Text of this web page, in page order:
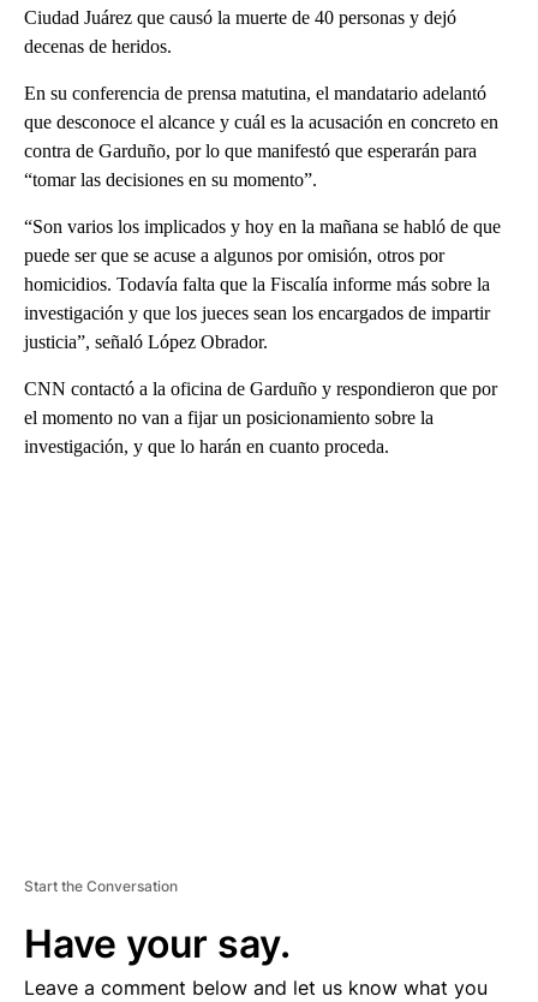
Ciudad Juárez que causó la muerte de 40 personas y dejó
decenas de heridos.
En su conferencia de prensa matutina, el mandatario adelantó
que desconoce el alcance y cuál es la acusación en concreto en
contra de Garduño, por lo que manifestó que esperarán para
“tomar las decisiones en su momento”.
“Son varios los implicados y hoy en la mañana se habló de que
puede ser que se acuse a algunos por omisión, otros por
homicidios. Todavía falta que la Fiscalía informe más sobre la
investigación y que los jueces sean los encargados de impartir
justicia”, señaló López Obrador.
CNN contactó a la oficina de Garduño y respondieron que por
el momento no van a fijar un posicionamiento sobre la
investigación, y que lo harán en cuanto proceda.
Start the Conversation
Have your say.
Leave a comment below and let us know what you